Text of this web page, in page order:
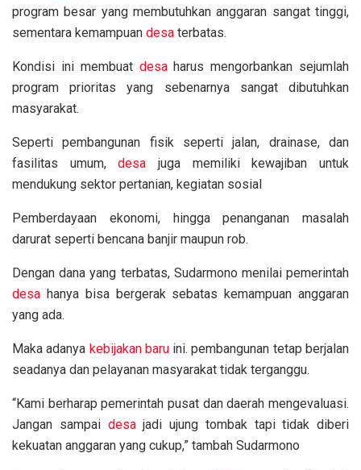
program besar yang membutuhkan anggaran sangat tinggi,
sementara kemampuan desa terbatas.
Kondisi ini membuat desaharus mengorbankan sejumlah
program prioritas yang sebenarnya sangat dibutuhkan
masyarakat.
Seperti pembangunan fisik seperti jalan, drainase, dan
fasilitas umum,desa juga memiliki kewajiban untuk
mendukung sektor pertanian, kegiatan sosial
Pemberdayaan ekonomi, hingga penanganan masalah
darurat seperti bencana banjir maupun rob.
Dengan dana yang terbatas, Sudarmono menilai pemerintah
desa hanya bisa bergerak sebatas kemampuan anggaran
yang ada.
Maka adanya kebijakan baruini. pembangunan tetap berjalan
seadanya dan pelayanan masyarakat tidak terganggu.
“Kami berharap pemerintah pusat dan daerah mengevaluasi.
Jangan sampai desajadi ujung tombak tapi tidak diberi
kekuatan anggaran yang cukup,” tambah Sudarmono